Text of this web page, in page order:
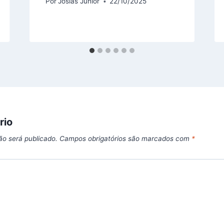
será publicado. Campos obrigatórios são marcados com *